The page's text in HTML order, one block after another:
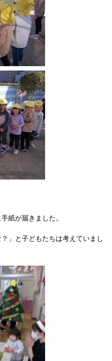
紙が届きました。
」と子どもたちは考えていまし